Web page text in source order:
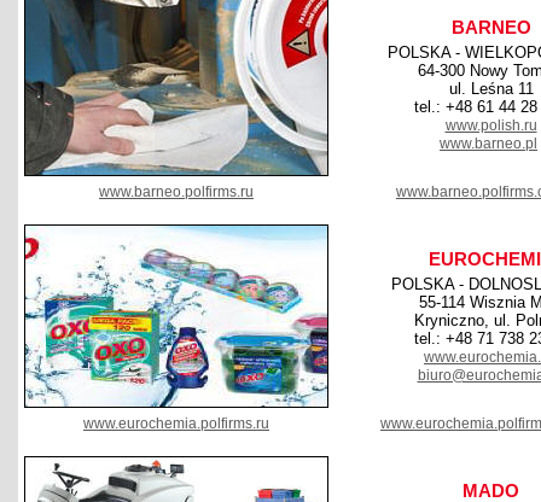
BARNEO
POLSKA -
64-300 Nowy
ul. Leśna 11
tel.: +48 61 44 28
www.polish.ru
www.barneo.pl
www.barneo.polfirms.ru
POLSKA -
55-114 Wisznia
Kryniczno, ul.
tel.: +48 71 738
www.eurochemia.polfirms.ru
MADO